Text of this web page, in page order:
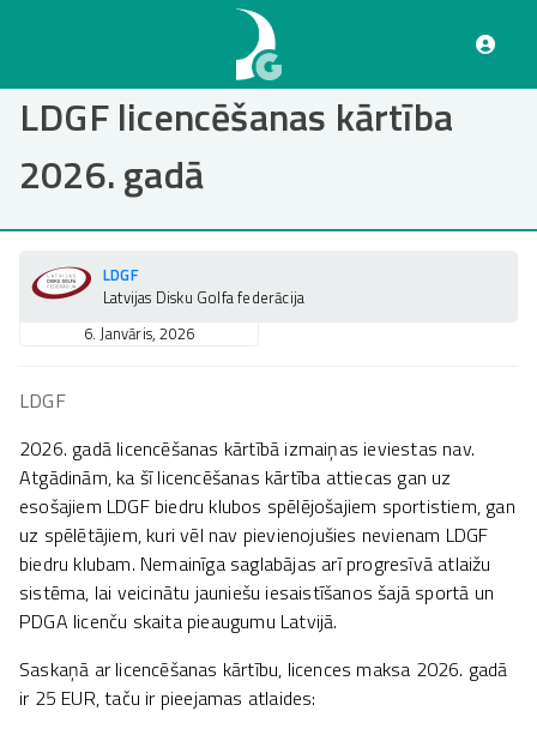
saturu
LDGF licencēšanas kārtība
2026. gadā
LDGF
Latvijas Disku Golfa federācija
6. Janvāris, 2026
LDGF
2026. gadā licencēšanas kārtībā izmaiņas ieviestas nav.
Atgādinām, ka šī licencēšanas kārtība attiecas gan uz
esošajiem LDGF biedru klubos spēlējošajiem sportistiem, gan
uz spēlētājiem, kuri vēl nav pievienojušies nevienam LDGF
biedru klubam. Nemainīga saglabājas arī progresīvā atlaižu
sistēma, lai veicinātu jauniešu iesaistīšanos šajā sportā un
PDGA licenču skaita pieaugumu Latvijā.
Saskaņā ar licencēšanas kārtību, licences maksa 2026. gadā
ir 25 EUR, taču ir pieejamas atlaides: